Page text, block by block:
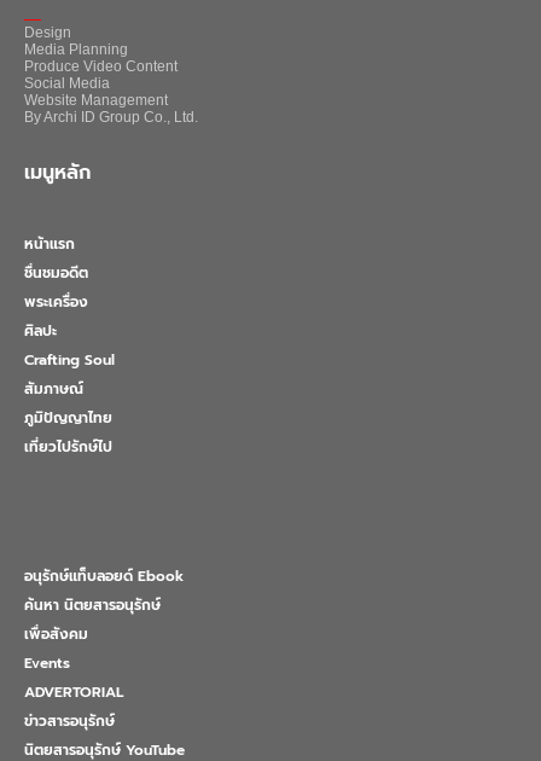
Design
Media Planning
Produce Video Content
Social Media
Website Management
By Archi ID Group Co., Ltd.
เมนูหลัก
หน้าแรก
ชื่นชมอดีต
พระเครื่อง
ศิลปะ
Crafting Soul
สัมภาษณ์
ภูมิปัญญาไทย
เที่ยวไปรักษ์ไป
อนุรักษ์แท็บลอยด์ Ebook
ค้นหา นิตยสารอนุรักษ์
เพื่อสังคม
Events
ADVERTORIAL
ข่าวสารอนุรักษ์
นิตยสารอนุรักษ์ YouTube